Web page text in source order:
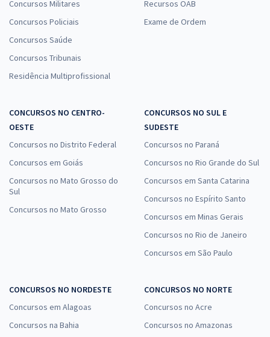
Concursos Militares
Concursos Policiais
Concursos Saúde
Concursos Tribunais
Residência Multiprofissional
Recursos OAB
Exame de Ordem
CONCURSOS NO CENTRO-
OESTE
Concursos no Distrito Federal
Concursos em Goiás
Concursos no Mato Grosso do
Sul
Concursos no Mato Grosso
CONCURSOS NO SUL E
SUDESTE
Concursos no Paraná
Concursos no Rio Grande do Sul
Concursos em Santa Catarina
Concursos no Espírito Santo
Concursos em Minas Gerais
Concursos no Rio de Janeiro
Concursos em São Paulo
CONCURSOS NO NORDESTE
Concursos em Alagoas
Concursos na Bahia
CONCURSOS NO NORTE
Concursos no Acre
Concursos no Amazonas